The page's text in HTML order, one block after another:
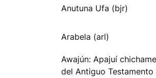
Anutuna Ufa (bjr)
Arabela (arl)
Awajún: Apajuí
del Antiguo Testamento